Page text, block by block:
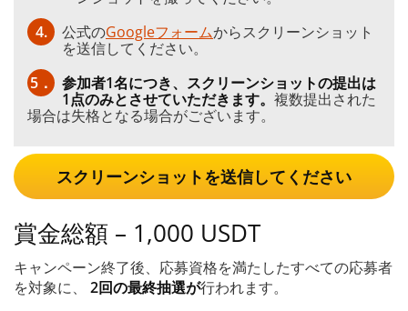
4.
公式のGoogleフォームからスクリーンショット
を送信してください。
5．
参加者1名につき、スクリーンショットの提出は
1点のみとさせていただきます。 複数提出された
場合は失格となる場合がございます。
スクリーンショットを送信してください
賞金総額 – 1,000 USDT
キャンペーン終了後、応募資格を満たしたすべての応募者
を対象に、 2回の最終抽選が行われます。